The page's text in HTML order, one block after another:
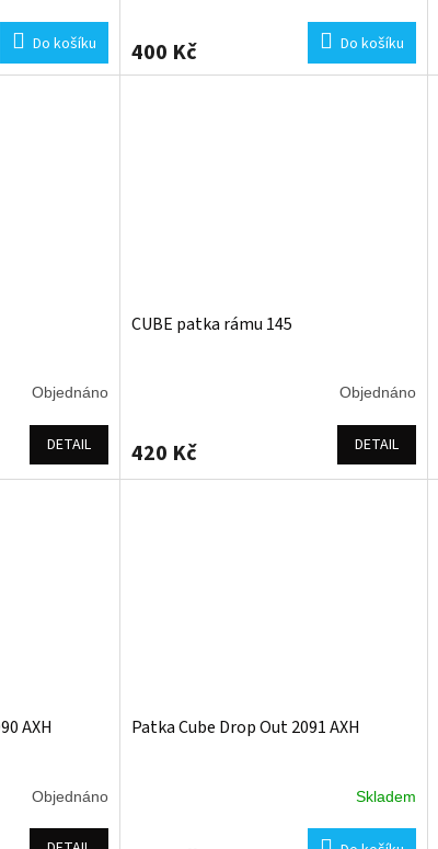
Do košíku 400 Kč Do košíku
Objednáno
DETAIL
CUBE patka rámu 145
Objednáno
420 Kč DETAIL
AXH
Objednáno
Patka Cube Drop Out 2091 AXH
Skladem